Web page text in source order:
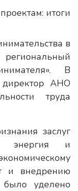
в
В
директор АНО
труда
заслуг
энергия и
и внедрению
уделено